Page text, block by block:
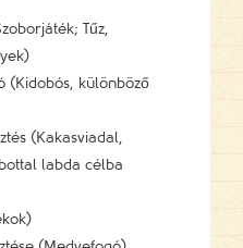
Tűz,
(Kidobós, különböző
(Kakasviadal,
labda célba